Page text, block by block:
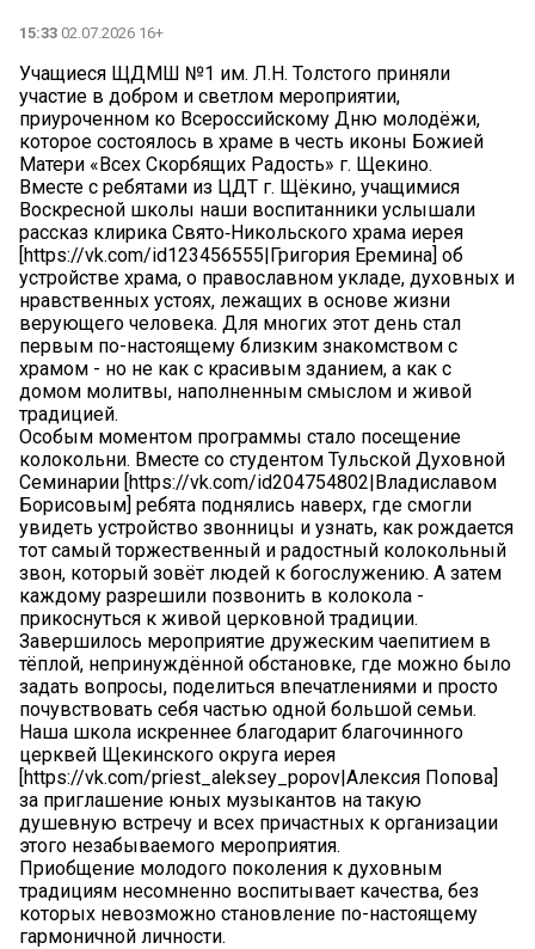
15:33 02.07.2026 16+
Учащиеся ЩДМШ №1 им. Л.Н. Толстого приняли
участие в добром и светлом мероприятии,
приуроченном ко Всероссийскому Дню молодёжи,
которое состоялось в храме в честь иконы Божией
Матери «Всех Скорбящих Радость» г. Щекино.
Вместе с ребятами из ЦДТ г. Щёкино, учащимися
Воскресной школы наши воспитанники услышали
рассказ клирика Свято‑Никольского храма иерея
[https://vk.com/id123456555|Григория Еремина] об
устройстве храма, о православном укладе, духовных и
нравственных устоях, лежащих в основе жизни
верующего человека. Для многих этот день стал
первым по-настоящему близким знакомством с
храмом - но не как с красивым зданием, а как с
домом молитвы, наполненным смыслом и живой
традицией.
Особым моментом программы стало посещение
колокольни. Вместе со студентом Тульской Духовной
Семинарии [https://vk.com/id204754802|Владиславом
Борисовым] ребята поднялись наверх, где смогли
увидеть устройство звонницы и узнать, как рождается
тот самый торжественный и радостный колокольный
звон, который зовёт людей к богослужению. А затем
каждому разрешили позвонить в колокола -
прикоснуться к живой церковной традиции.
Завершилось мероприятие дружеским чаепитием в
тёплой, непринуждённой обстановке, где можно было
задать вопросы, поделиться впечатлениями и просто
почувствовать себя частью одной большой семьи.
Наша школа искреннее благодарит благочинного
церквей Щекинского округа иерея
[https://vk.com/priest_aleksey_popov|Алексия Попова]
за приглашение юных музыкантов на такую
душевную встречу и всех причастных к организации
этого незабываемого мероприятия.
Приобщение молодого поколения к духовным
традициям несомненно воспитывает качества, без
которых невозможно становление по-настоящему
гармоничной личности.